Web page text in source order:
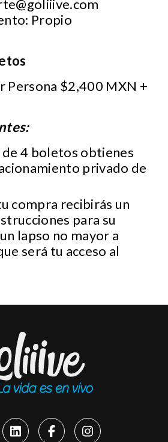
Propio
Persona $2,400 MXN +
de 4 boletos obtienes
privado de
compra recibirás un
para su
lapso no mayor a
será tu acceso al